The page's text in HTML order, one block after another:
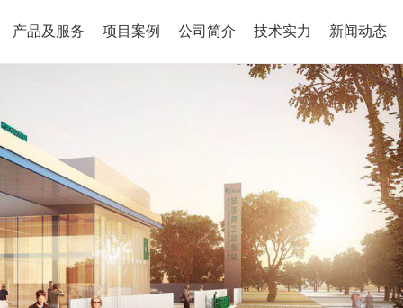
产品及服务 项目案例 公司简介 技术实力 新闻动态